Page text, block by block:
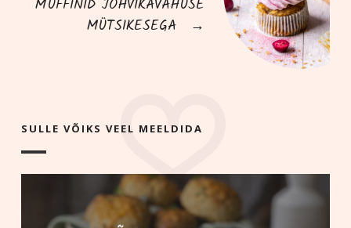
MUFFINID JÕHVIKAVAHUSE
MÜTSIKESEGA
→
SULLE VÕIKS VEEL MEELDIDA